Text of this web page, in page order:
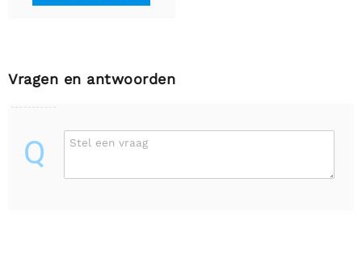
Vragen en antwoorden
Q Stel een vraag